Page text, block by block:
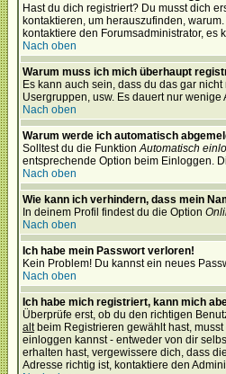
Hast du dich registriert? Du musst dich
kontaktieren, um herauszufinden,
kontaktiere den Forumsadministrator,
Nach oben
Warum muss ich mich überhaupt
Es kann auch sein, dass du das gar
Usergruppen, usw. Es dauert nur
Nach oben
Warum werde ich automatisch
Solltest du die FunktionAutomatisch
entsprechende Option beim Einloggen.
Nach oben
Wie kann ich verhindern, dass mein
In deinem Profil findest du die Option
Nach oben
Ich habe mein Passwort verloren!
Kein Problem! Du kannst ein neues
Nach oben
Ich habe mich registriert, kann mich
Überprüfe erst, ob du den richtigen
altbeim Registrieren gewählt hast,
einloggen kannst - entweder von dir
erhalten hast, vergewissere dich, dass
Adresse richtig ist, kontaktiere den